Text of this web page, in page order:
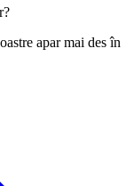
apar mai des în